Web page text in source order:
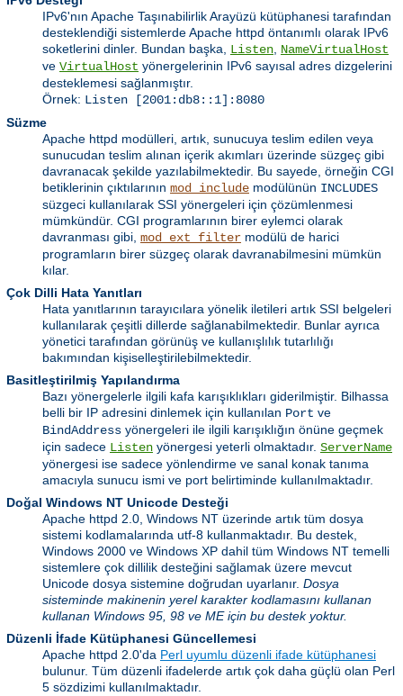
IPv6'nın Apache Taşınabilirlik Arayüzü kütüphanesi tarafından
desteklendiği sistemlerde Apache httpd öntanımlı olarak IPv6
soketlerini dinler. Bundan başka, Listen NameVirtualHost
ve VirtualHost yönergelerinin IPv6 sayısal adres dizgelerini
desteklemesi sağlanmıştır.
Örnek: Listen [2001:db8::1]:8080
Süzme
Apache httpd modülleri, artık, sunucuya teslim edilen veya
sunucudan teslim alınan içerik akımları üzerinde süzgeç gibi
davranacak şekilde yazılabilmektedir. Bu sayede, örneğin CGI
betiklerinin çıktılarının mod_include modülünün INCLUDES
süzgeci kullanılarak SSI yönergeleri için çözümlenmesi
mümkündür. CGI programlarının birer eylemci olarak
davranması gibi, mod_ext_filter modülü de harici
programların birer süzgeç olarak davranabilmesini mümkün
kılar.
Çok Dilli Hata Yanıtları
Hata yanıtlarının tarayıcılara yönelik iletileri artık SSI belgeleri
kullanılarak çeşitli dillerde sağlanabilmektedir. Bunlar ayrıca
yönetici tarafından görünüş ve kullanışlılık tutarlılığı
bakımından kişiselleştirilebilmektedir.
Basitleştirilmiş Yapılandırma
Bazı yönergelerle ilgili kafa karışıklıkları giderilmiştir. Bilhassa
belli bir IP adresini dinlemek için kullanılan Port ve
BindAddress yönergeleri ile ilgili karışıklığın önüne geçmek
için sadece Listen yönergesi yeterli olmaktadır. ServerName
yönergesi ise sadece yönlendirme ve sanal konak tanıma
amacıyla sunucu ismi ve port belirtiminde kullanılmaktadır.
Doğal Windows NT Unicode Desteği
Apache httpd 2.0, Windows NT üzerinde artık tüm dosya
sistemi kodlamalarında utf-8 kullanmaktadır. Bu destek,
Windows 2000 ve Windows XP dahil tüm Windows NT temelli
sistemlere çok dillilik desteğini sağlamak üzere mevcut
Unicode dosya sistemine doğrudan uyarlanır. Dosya
sisteminde makinenin yerel karakter kodlamasını kullanan
kullanan Windows 95, 98 ve ME için bu destek yoktur.
Düzenli İfade Kütüphanesi Güncellemesi
Apache httpd 2.0'da Perl uyumlu düzenli ifade kütüphanesi
bulunur. Tüm düzenli ifadelerde artık çok daha güçlü olan Perl
5 sözdizimi kullanılmaktadır.